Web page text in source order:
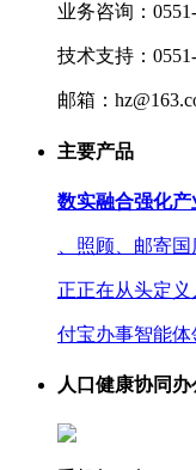
业务咨询：
技术支持：
邮箱：
主要产品
数实融合强化
、照顾、邮寄
正正在从头定义
付宝办事智能
人口健康协同